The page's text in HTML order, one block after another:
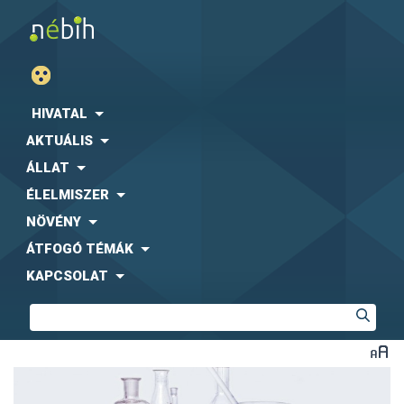
HIVATAL
AKTUÁLIS
ÁLLAT
ÉLELMISZER
NÖVÉNY
ÁTFOGÓ TÉMÁK
KAPCSOLAT